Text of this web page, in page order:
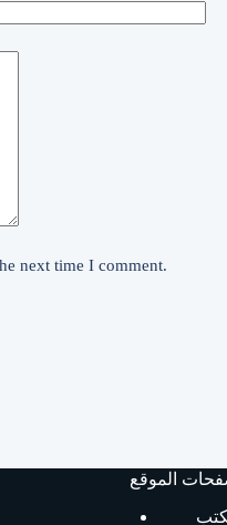
next time I comment.
الموقع